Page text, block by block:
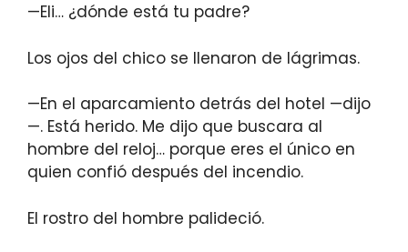
—Eli… ¿dónde está tu padre?
Los ojos del chico se llenaron de lágrimas.
—En el aparcamiento detrás del hotel —dijo
—. Está herido. Me dijo que buscara al
hombre del reloj… porque eres el único en
quien confió después del incendio.
El rostro del hombre palideció.